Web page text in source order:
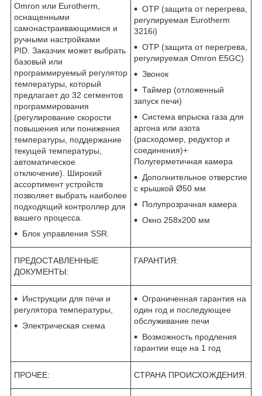
Omron или Eurotherm,
оснащенными
самонастраивающимися и
ручными настройками
PID. Заказчик может выбрать
базовый или
программируемый регулятор
температуры, который
предлагает до 32 сегментов
программирования
(регулирование скорости
повышения или понижения
температуры, поддержание
текущей температуры,
автоматическое
отключение). Широкий
ассортимент устройств
позволяет выбрать наиболее
подходящий контроллер для
вашего процесса.
Блок управления SSR.
OTP (защита от перегрева,
регулируемая Eurotherm
3216i)
OTP (защита от перегрева,
регулируемая Omron E5GC)
Звонок
Таймер (отложенный
запуск печи)
Система впрыска газа для
аргона или азота
(расходомер, редуктор и
соединения)+
Полугерметичная камера
Дополнительное отверстие
с крышкой Ø50 мм
Полупрозрачная камера
Окно 258x200 мм
ПРЕДОСТАВЛЕННЫЕ
ДОКУМЕНТЫ:
ГАРАНТИЯ:
Инструкции для печи и
регулятора температуры,
Электрическая схема
Ограниченная гарантия на
один год и последующее
обслуживание печи
Возможность продления
гарантии еще на 1 год
ПРОЧЕЕ: СТРАНА ПРОИСХОЖДЕНИЯ: